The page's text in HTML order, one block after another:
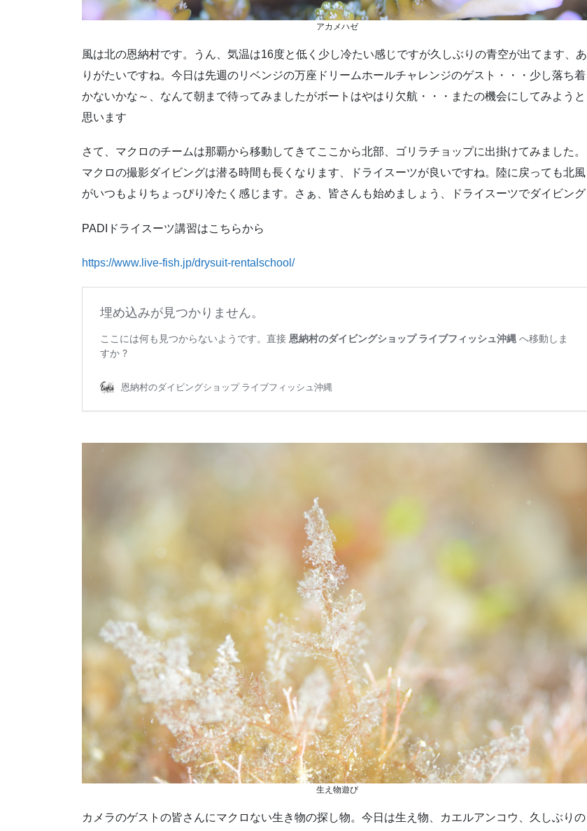
アカメハゼ
風は北の恩納村です。うん、気温は16度と低く少し冷たい感じですが久しぶりの青空が出てます、あ
りがたいですね。今日は先週のリベンジの万座ドリームホールチャレンジのゲスト・・・少し落ち着
かないかな～、なんて朝まで待ってみましたがボートはやはり欠航・・・またの機会にしてみようと
思います
さて、マクロのチームは那覇から移動してきてここから北部、ゴリラチョップに出掛けてみました。
マクロの撮影ダイビングは潜る時間も長くなります、ドライスーツが良いですね。陸に戻っても北風
がいつもよりちょっぴり冷たく感じます。さぁ、皆さんも始めましょう、ドライスーツでダイビング
PADIドライスーツ講習はこちらから
https://www.live-fish.jp/drysuit-rentalschool/
生え物遊び
カメラのゲストの皆さんにマクロない生き物の探し物。今日は生え物、カエルアンコウ、久しぶりの